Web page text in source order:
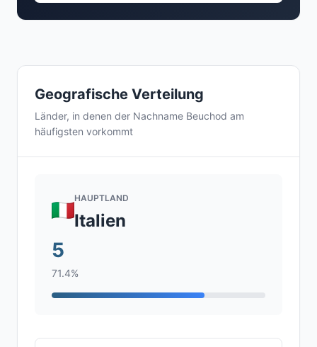
Geografische Verteilung
Länder, in denen der Nachname Beuchod am
häufigsten vorkommt
HAUPTLAND
Italien
5
71.4%